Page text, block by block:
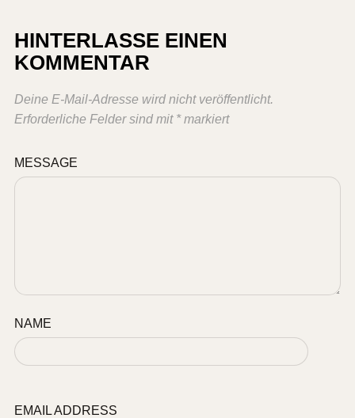
HINTERLASSE EINEN
KOMMENTAR
Deine E-Mail-Adresse wird nicht veröffentlicht.
Erforderliche Felder sind mit *markiert
MESSAGE
NAME
EMAIL ADDRESS